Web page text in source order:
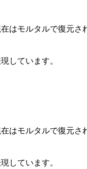
はモルタルで復元
しています。
はモルタルで復元
しています。